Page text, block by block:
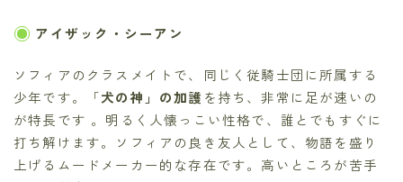
アイザック・シーアン
ソフィアのクラスメイトで、同じく従騎士団に所属する
少年です。「犬の神」の加護 を持ち、非常に足が速いの
が特長です 。明るく人懐っこい性格で、誰とでもすぐに
打ち解けます。ソフィアの良き友人として、物語を盛り
上げるムードメーカー的な存在です。高いところが苦手